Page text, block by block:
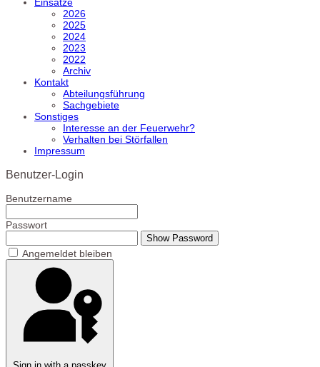
2026
2025
2024
2023
2022
Archiv
Kontakt
Abteilungsführung
Sachgebiete
Sonstiges
Interesse an der Feuerwehr?
Verhalten bei Störfallen
Impressum
Benutzer-Login
Benutzername
Passwort
Show Password
Angemeldet bleiben